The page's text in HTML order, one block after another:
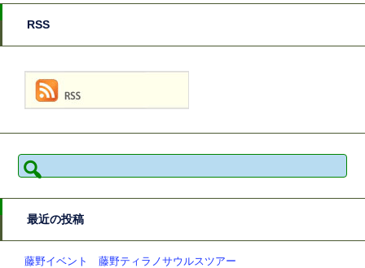
RSS
検
索:
最近の投稿
藤野イベント 藤野ティラノサウルスツアー